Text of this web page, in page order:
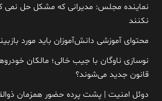
نماینده مجلس: مدیرانی که مشکل حل نمی
نکنند
محتوای آموزشی دانش‌آموزان باید مورد
نوسازی ناوگان با جیب خالی؛ مالکان
قانون جدید می‌شوند؟
دوئل امنیت | پشت پرده حضور همزمان